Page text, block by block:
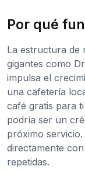
Por qué
La estructura de
gigantes como
impulsa el
una cafetería
café gratis para
podría ser un
próximo
directamente
repetidas.